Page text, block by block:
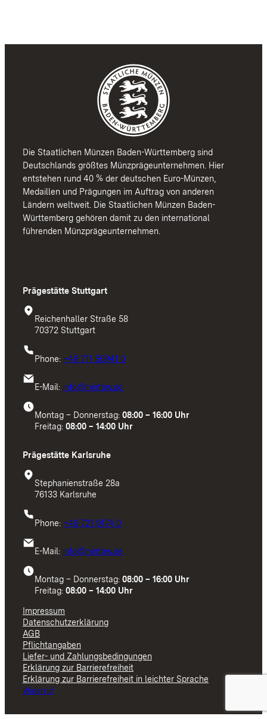
EURO
zur
Fußball-
EM
2024
mit
Turnierdirektor
Philipp
Lahm
Die Staatlichen Münzen Baden-Württemberg sind
Deutschlands größtes Münzprägeunternehmen. Hier
entstehen rund 40 % der deutschen Euro-Münzen,
Medaillen und Prägungen im Auftrag von anderen
Ländern weltweit. Die Staatlichen Münzen Baden-
Württemberg gehören damit zu den international
führenden Münzprägeunternehmen.
Prägestätte Stuttgart
Reichenhaller Straße 58
70372 Stuttgart
Phone: +49 711 50941 0
E-Mail: info@mintbw.de
Montag – Donnerstag: 08:00 – 16:00 Uhr
Freitag: 08:00 – 14:00 Uhr
Prägestätte Karlsruhe
Stephanienstraße 28a
76133 Karlsruhe
Phone: +49 721 9174 0
E-Mail: info@mintbw.de
Montag – Donnerstag: 08:00 – 16:00 Uhr
Freitag: 08:00 – 14:00 Uhr
Impressum
Datenschutzerklärung
AGB
Pflichtangaben
Liefer- und Zahlungsbedingungen
Erklärung zur Barrierefreiheit
Erklärung zur Barrierefreiheit in leichter Sprache
Widerruf